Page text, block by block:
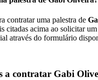
contratar uma palestra de
citadas acima ao solicitar
através do formulário
a contratar Gabi